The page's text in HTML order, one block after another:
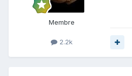
Membre
2.2k